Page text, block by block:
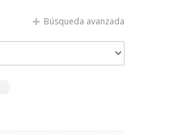
Búsqueda avanzada